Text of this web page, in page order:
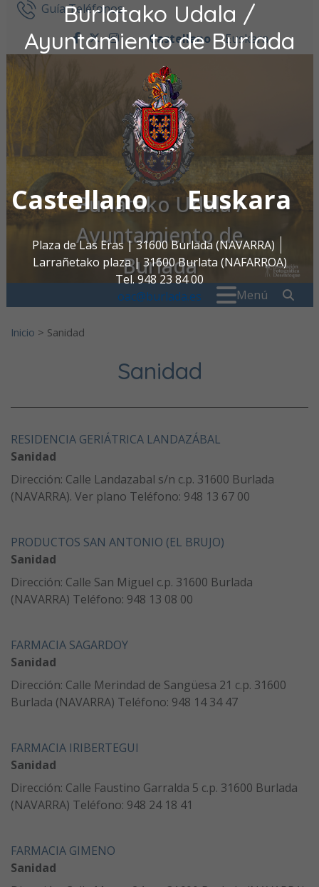
Burlatako Udala /
Ayuntamiento de Burlada
Castellano Euskara
Plaza de Las Eras | 31600 Burlada (NAVARRA)
Larrañetako plaza | 31600 Burlata (NAFARROA)
Tel. 948 23 84 00
oac@burlada.es
Ir al contenidoGuía Teléfonos
facebook
twitter
instagram
Castellano Euskara
Burlatako Udala /
Ayuntamiento de
Burlada
Menú
Inicio > Sanidad
Sanidad
RESIDENCIA GERIÁTRICA LANDAZÁBAL
Sanidad
Dirección: Calle Landazabal s/n c.p. 31600 Burlada
(NAVARRA). Ver plano Teléfono: 948 13 67 00
PRODUCTOS SAN ANTONIO (EL BRUJO)
Sanidad
Dirección: Calle San Miguel c.p. 31600 Burlada
(NAVARRA) Teléfono: 948 13 08 00
FARMACIA SAGARDOY
Sanidad
Dirección: Calle Merindad de Sangüesa 21 c.p. 31600
Burlada (NAVARRA) Teléfono: 948 14 34 47
FARMACIA IRIBERTEGUI
Sanidad
Dirección: Calle Faustino Garralda 5 c.p. 31600 Burlada
(NAVARRA) Teléfono: 948 24 18 41
FARMACIA GIMENO
Sanidad